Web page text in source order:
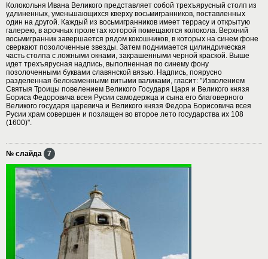
Колокольня Ивана Великого представляет собой трехъярусный столп из
удлиненных, уменьшающихся кверху восьмигранников, поставленных
один на другой. Каждый из восьмигранников имеет террасу и открытую
галерею, в арочных пролетах которой помещаются колокола. Верхний
восьмигранник завершается рядом кокошников, в которых на синем фоне
сверкают позолоченные звезды. Затем поднимается цилиндрическая
часть столпа с ложными окнами, закрашенными черной краской. Выше
идет трехъярусная надпись, выполненная по синему фону
позолоченными буквами славянской вязью. Надпись, поярусно
разделенная белокаменными витыми валиками, гласит: "Изволением
Святыя Троицы повелением Великого Государя Царя и Великого князя
Бориса Федоровича всея Русии самодержца и сына его благоверного
Великого государя царевича и Великого князя Федора Борисовича всея
Русии храм совершен и позлащен во второе лето государства их 108
(1600)".
№ слайда 7